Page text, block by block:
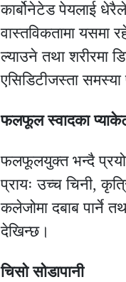
कार्बोनेटेड पेयलाई
वास्तविकतामा यसमा
ल्याउने तथा शरीरमा
एसिडिटीजस्ता
फलफूल स्वादका
फलफूलयुक्त भन्दै
प्रायः उच्च चिनी,
कलेजोमा दबाब पार्ने
देखिन्छ।
चिसो सोडापानी